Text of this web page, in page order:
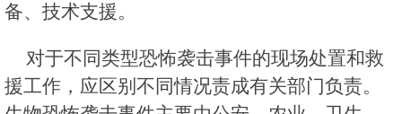
备、技术支援。
对于不同类型恐怖袭击事件的现场处置和救
援工作，应区别不同情况责成有关部门负责。